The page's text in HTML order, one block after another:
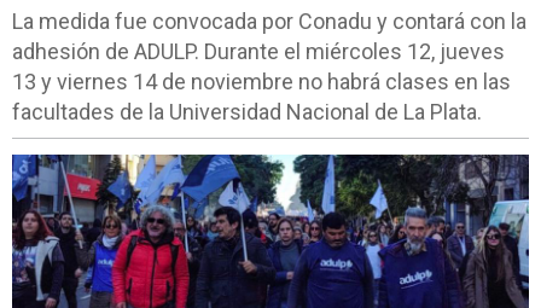
La medida fue convocada por Conadu y contará con la
adhesión de ADULP. Durante el miércoles 12, jueves
13 y viernes 14 de noviembre no habrá clases en las
facultades de la Universidad Nacional de La Plata.